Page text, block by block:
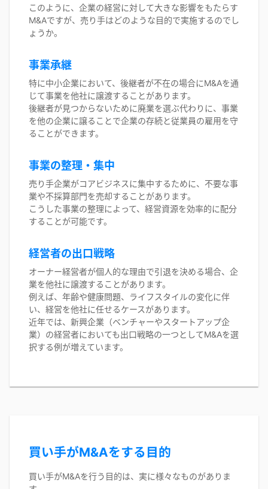
このように、企業の経営に対して大きな影響をもたらす
M&Aですが、売り手はどのような目的で実施するのでし
ょうか。
事業承継
特に中小企業において、後継者が不在の場合にM&Aを通
じて事業を他社に譲渡することがあります。
後継者が見つからないために廃業を選ぶ代わりに、事業
を他の企業に譲ることで企業の存続と従業員の雇用を守
ることができます。
事業の整理・集中
売り手企業がコアビジネスに集中するために、不要な事
業や不採算部門を売却することがあります。
こうした事業の整理によって、経営資源を効率的に配分
することが可能です。
経営者の出口戦略
オーナー経営者が個人的な理由で引退を決める場合、企
業を他社に譲渡することがあります。
例えば、年齢や健康問題、ライフスタイルの変化に伴
い、経営を他社に任せるケースがあります。
近年では、新興企業（ベンチャーやスタートアップ企
業）の経営者においても出口戦略の一つとしてM&Aを選
択する例が増えています。
買い手がM&Aをする目的
買い手がM&Aを行う目的は、実に様々なものがありま